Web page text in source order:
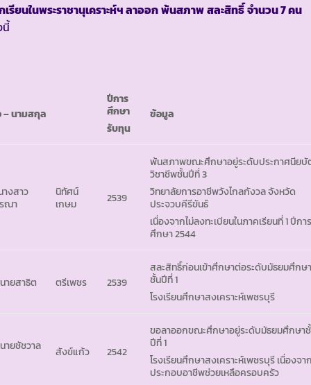
เรียนในพระราชานุเคราะห์ฯ ลาออกพ้นสภาพสละสิทธิ์จำนวน 7 คน
นี้
– นามสกุล
ปีการ
ศึกษา
รับทุน
ข้อมูล
างสาว
ณา
นิทัศน์
เกษม
2539
พ้นสภาพขณะศึกษาอยู่ระดับประกาศนียบั
วิชาชีพชั้นปีที่ 3
วิทยาลัยการอาชีพวังไกลกังวล จังหวัด
ประจวบคีรีขันธ์
เนื่องจากไม่ลงทะเบียนในภาคเรียนที่ 1 ปีกา
ศึกษา 2544
ายสาธิต ตรีเพชร 2539
สละสิทธิ์ก่อนเข้าศึกษาต่อระดับมัธยมศึกษ
ชั้นปีที่ 1
โรงเรียนศึกษาสงเคราะห์เพชรบุรี
ายชัชวาล สังข์แก้ว 2542
ขอลาออกขณะศึกษาอยู่ระดับมัธยมศึกษา
ปีที่ 1
โรงเรียนศึกษาสงเคราะห์เพชรบุรี เนื่องจา
ประกอบอาชีพช่วยเหลือครอบครัว